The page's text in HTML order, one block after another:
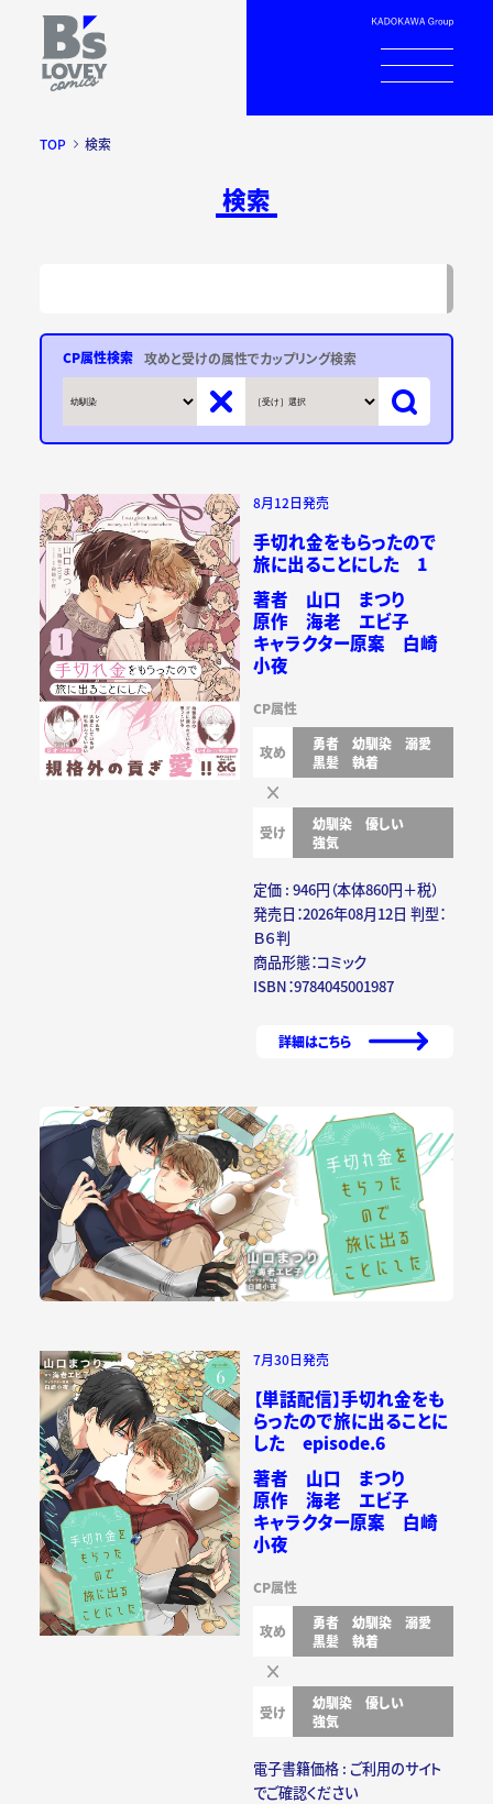
TOP 検索
検索
攻めと受けの属性でカップリング検索
CP属性検索
8月12日発売
手切れ金をもらったので
旅に出ることにした 1
著者 山口 まつり
原作 海老 エビ子
キャラクター原案 白崎
小夜
CP属性
攻め 勇者 幼馴染
溺愛
黒髪
執着
受け 幼馴染
優しい
強気
定価 : 946円（本体860円＋税）
発売日：2026年08月12日 判型：
Ｂ６判
商品形態：コミック
ISBN：9784045001987
詳細はこちら
7月30日発売
【単話配信】手切れ金をも
らったので旅に出ることに
した episode.6
著者 山口 まつり
原作 海老 エビ子
キャラクター原案 白崎
小夜
CP属性
攻め 勇者 幼馴染
溺愛
黒髪
執着
受け 幼馴染
優しい
強気
電子書籍価格 : ご利用のサイト
でご確認ください